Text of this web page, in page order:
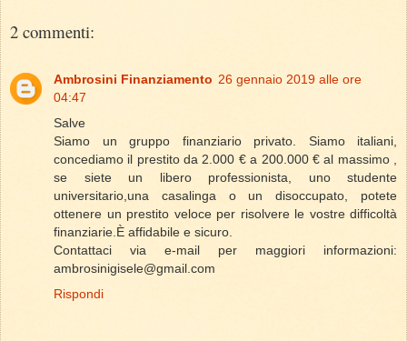
2 commenti:
Ambrosini Finanziamento 26 gennaio 2019 alle ore
04:47
Salve
Siamo un gruppo finanziario privato. Siamo italiani,
concediamo il prestito da 2.000 € a 200.000 € al massimo ,
se siete un libero professionista, uno studente
universitario,una casalinga o un disoccupato, potete
ottenere un prestito veloce per risolvere le vostre difficoltà
finanziarie.È affidabile e sicuro.
Contattaci via e-mail per maggiori informazioni:
ambrosinigisele@gmail.com
Rispondi